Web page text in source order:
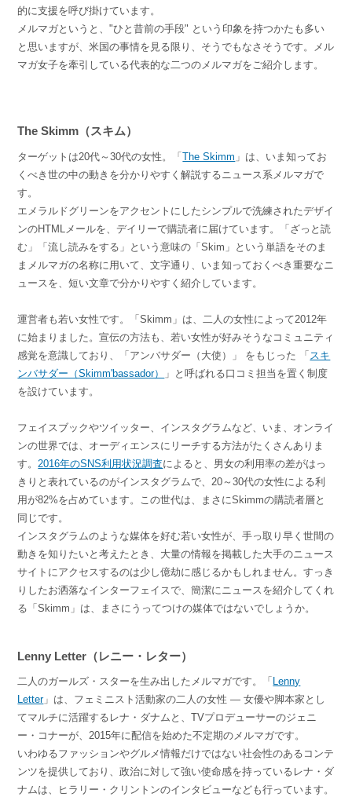
的に支援を呼び掛けています。
メルマガというと、"ひと昔前の手段" という印象を持つかたも多い
と思いますが、米国の事情を見る限り、そうでもなさそうです。メル
マガ女子を牽引している代表的な二つのメルマガをご紹介します。
The Skimm（スキム）
ターゲットは20代～30代の女性。「The Skimm 」は、いま知ってお
くべき世の中の動きを分かりやすく解説するニュース系メルマガで
す。
エメラルドグリーンをアクセントにしたシンプルで洗練されたデザイ
ンのHTMLメールを、デイリーで購読者に届けています。「ざっと読
む」「流し読みをする」という意味の「Skim」という単語をそのま
まメルマガの名称に用いて、文字通り、いま知っておくべき重要なニ
ュースを、短い文章で分かりやすく紹介しています。
運営者も若い女性です。「Skimm」は、二人の女性によって2012年
に始まりました。宣伝の方法も、若い女性が好みそうなコミュニティ
感覚を意識しており、「アンバサダー（大使）」 をもじった 「 スキ
ンバサダー（Skimm'bassador）
」と呼ばれる口コミ担当を置く制度
を設けています。
フェイスブックやツイッター、インスタグラムなど、いま、オンライ
ンの世界では、オーディエンスにリーチする方法がたくさんありま
す。 2016年のSNS利用状況調査によると、男女の利用率の差がはっ
きりと表れているのがインスタグラムで、20～30代の女性による利
用が82%を占めています。この世代は、まさにSkimmの購読者層と
同じです。
インスタグラムのような媒体を好む若い女性が、手っ取り早く世間の
動きを知りたいと考えたとき、大量の情報を掲載した大手のニュース
サイトにアクセスするのは少し億劫に感じるかもしれません。すっき
りしたお洒落なインターフェイスで、簡潔にニュースを紹介してくれ
る「Skimm」は、まさにうってつけの媒体ではないでしょうか。
Lenny Letter（レニー・レター）
二人のガールズ・スターを生み出したメルマガです。「 Lenny
Letter」は、フェミニスト活動家の二人の女性 ― 女優や脚本家とし
てマルチに活躍するレナ・ダナムと、TVプロデューサーのジェニ
ー・コナーが、2015年に配信を始めた不定期のメルマガです。
いわゆるファッションやグルメ情報だけではない社会性のあるコンテ
ンツを提供しており、政治に対して強い使命感を持っているレナ・ダ
ナムは、ヒラリー・クリントンのインタビューなども行っています。